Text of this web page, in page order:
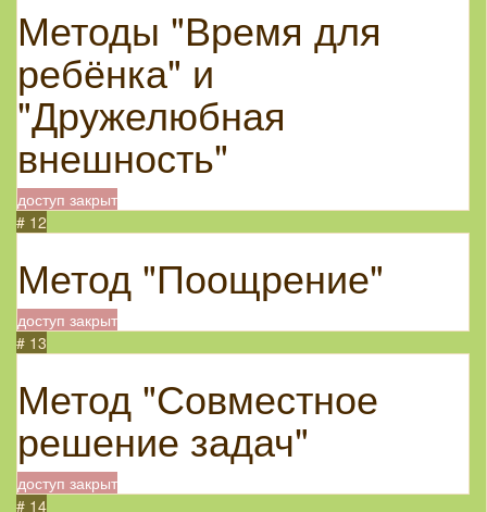
Методы "Время для
ребёнка" и
"Дружелюбная
внешность"
доступ закрыт
# 12
Метод "Поощрение"
доступ закрыт
# 13
Метод "Совместное
решение задач"
доступ закрыт
# 14